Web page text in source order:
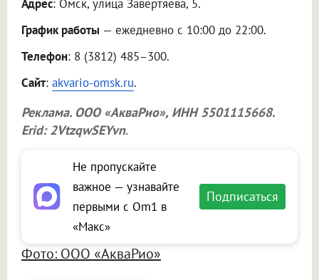
Адрес: Омск, улица Завертяева, 5.
График работы — ежедневно с 10:00 до 22:00.
Телефон: 8 (3812) 485–300.
Сайт: akvario-omsk.ru.
Реклама. ООО «АкваРио», ИНН 5501115668.
Erid: 2VtzqwSEYvn.
Не пропускайте
важное — узнавайте
первыми с Om1 в
«Макс»
Подписаться
Фото: ООО «АкваРио»